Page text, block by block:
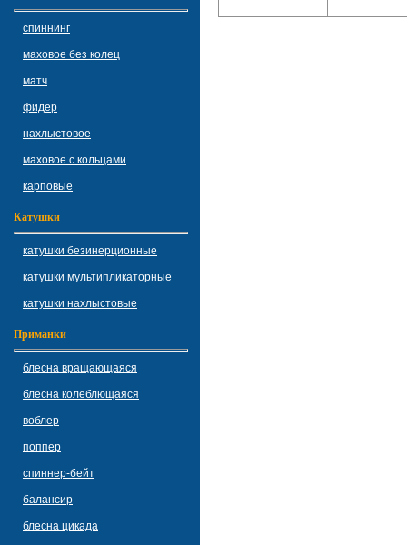
спиннинг
маховое без колец
матч
фидер
нахлыстовое
маховое с кольцами
карповые
Катушки
катушки безинерционные
катушки мультипликаторные
катушки нахлыстовые
Приманки
блесна вращающаяся
блесна колеблющаяся
воблер
поппер
спиннер-бейт
балансир
блесна цикада